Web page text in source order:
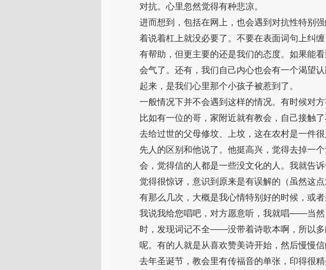
对抗。心里忽然觉得有种悲凉。
进而想到，包括在网上，也会遇到对抗性特别
着说着杠上就没必要了。不要在表面词句上纠
有帮助，但更主要的还是我们的态度。如果能
会气了。还有，我们自己内心也会有一个渴望
起来，是我们心里那个小孩子被惹到了。
一般情况下并不会遇到这样的情况。有时候对
比如有一位的哥，家附近就有教会，自己接触
去给过世的父母修坟、上坟，这在农村是一件
先人的区别和他说了。他挺高兴，觉得去掉一
会，觉得信的人都是一些没文化的人。我就告
觉得很惊讶，意识到原来是有误解的（虽然这
有那么几次，大概是我心情特别好的时候，或
我说我给您唱吧，对方愿意听，我就唱——当
时，发现词记不全——没带着诗歌本啊，所以
呢。有的人就是从喜欢赞美诗开始，然后慢慢信
去年圣诞节，教会里有传福音的单张，印得很